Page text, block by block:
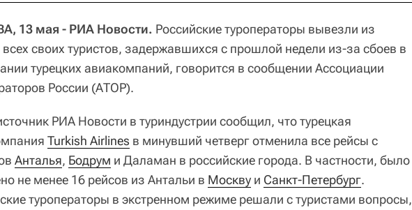
13 мая - РИА Новости. Российские туроператоры вывезли из
всех своих туристов, задержавшихся с прошлой недели из-за сбоев в
турецких авиакомпаний, говорится в сообщении Ассоциации
России (АТОР).
РИА Новости в туриндустрии сообщил, что турецкая
Turkish Airlines в минувший четверг отменила все рейсы с
Анталья, Бодрум и Даламан в российские города. В частности, было
не менее 16 рейсов из Антальи в Москву и Санкт-Петербург.
туроператоры в экстренном режиме решали с туристами вопросы,